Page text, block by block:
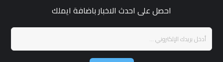
احصل على احدث الاخبار باضافة ايملك